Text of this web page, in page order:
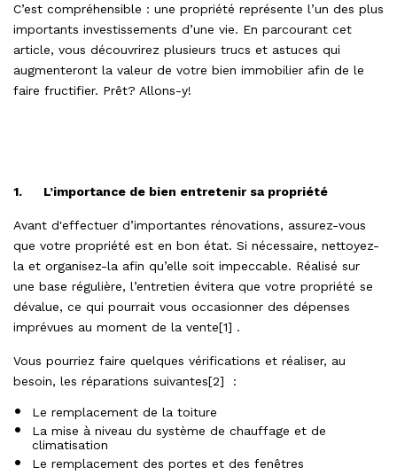
C’est compréhensible : une propriété représente l’un des plus
importants investissements d’une vie. En parcourant cet
article, vous découvrirez plusieurs trucs et astuces qui
augmenteront la valeur de votre bien immobilier afin de le
faire fructifier. Prêt? Allons-y!
1. L’importance de bien entretenir sa propriété
Avant d'effectuer d’importantes rénovations, assurez-vous
que votre propriété est en bon état. Si nécessaire, nettoyez-
la et organisez-la afin qu’elle soit impeccable. Réalisé sur
une base régulière, l’entretien évitera que votre propriété se
dévalue, ce qui pourrait vous occasionner des dépenses
imprévues au moment de la vente[1] .
Vous pourriez faire quelques vérifications et réaliser, au
besoin, les réparations suivantes[2] :
Le remplacement de la toiture
La mise à niveau du système de chauffage et de
climatisation
Le remplacement des portes et des fenêtres